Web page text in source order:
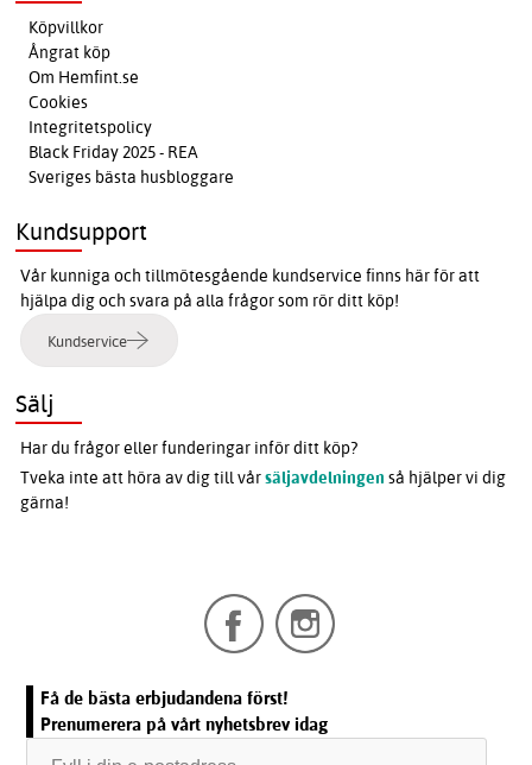
Köpvillkor
Ångrat köp
Om Hemfint.se
Cookies
Integritetspolicy
Black Friday 2025 - REA
Sveriges bästa husbloggare
Kundsupport
Vår kunniga och tillmötesgående kundservice finns här för att
hjälpa dig och svara på alla frågor som rör ditt köp!
Kundservice
Sälj
Har du frågor eller funderingar inför ditt köp?
Tveka inte att höra av dig till vårsäljavdelningen så hjälper vi dig
gärna!
Få de bästa erbjudandena först!
Prenumerera på vårt nyhetsbrev idag